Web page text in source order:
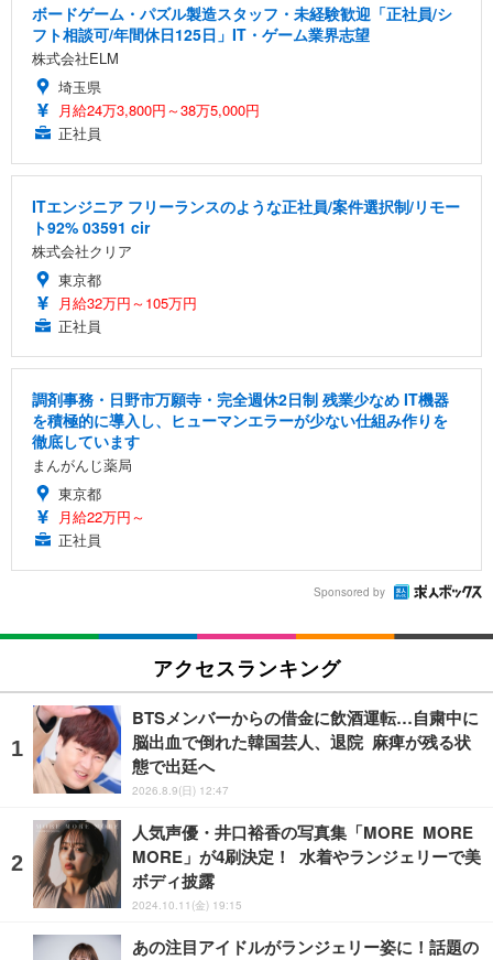
ボードゲーム・パズル製造スタッフ・未経験歓迎「正社員/シ
フト相談可/年間休日125日」IT・ゲーム業界志望
株式会社ELM
埼玉県
月給24万3,800円～38万5,000円
正社員
ITエンジニア フリーランスのような正社員/案件選択制/リモー
ト92% 03591 cir
株式会社クリア
東京都
月給32万円～105万円
正社員
調剤事務・日野市万願寺・完全週休2日制 残業少なめ IT機器
を積極的に導入し、ヒューマンエラーが少ない仕組み作りを
徹底しています
まんがんじ薬局
東京都
月給22万円～
正社員
Sponsored by
アクセスランキング
BTSメンバーからの借金に飲酒運転…自粛中に
脳出血で倒れた韓国芸人、退院 麻痺が残る状
態で出廷へ
2026.8.9(日) 12:47
人気声優・井口裕香の写真集「MORE MORE
MORE」が4刷決定！ 水着やランジェリーで美
ボディ披露
2024.10.11(金) 19:15
あの注目アイドルがランジェリー姿に！話題の